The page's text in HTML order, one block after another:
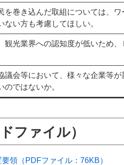
を巻き込んだ取組については、ワ
い方も考慮してほしい。
観光業界への認知度が低いため、
議会等において、様々な企業等が
ではないか。
ファイル）
領（PDFファイル：76KB）